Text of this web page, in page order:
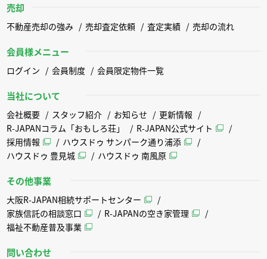
売却
不動産売却の強み 売却査定依頼 査定実績 売却の流れ
会員様メニュー
ログイン 会員制度 会員限定物件一覧
当社について
会社概要 スタッフ紹介 お知らせ
更新情報
R-JAPANコラム「おもしろ荘」
R-JAPAN公式サイト
採用情報
ハウスドゥ サンパーク通り浦添
ハウスドゥ 豊見城
ハウスドゥ 南風原
その他事業
大阪R-JAPAN相続サポートセンター
家族信託の相談窓口
R-JAPANの空き家管理
福祉不動産普及事業
問い合わせ